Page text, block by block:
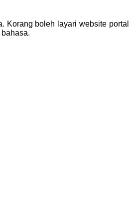
Korang boleh layari website portal